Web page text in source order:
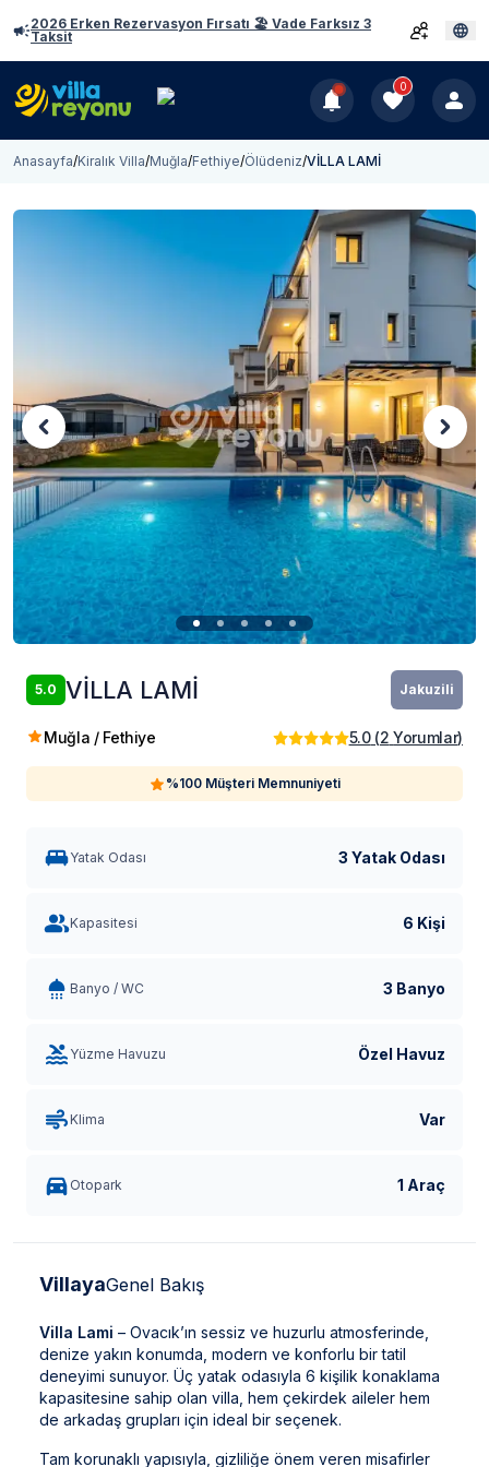
2026 Erken Rezervasyon Fırsatı 🏖️ Vade Farksız 3
Taksit
0
Anasayfa/Kiralık Villa/Muğla/Fethiye/Ölüdeniz/VİLLA LAMİ
5.0 VİLLA LAMİ Jakuzili
Muğla / Fethiye 5.0(2 Yorumlar)
%100 Müşteri Memnuniyeti
Yatak Odası 3 Yatak Odası
Kapasitesi 6 Kişi
Banyo / WC 3 Banyo
Yüzme Havuzu Özel Havuz
Klima Var
Otopark 1 Araç
VillayaGenel Bakış
Villa Lami – Ovacık’ın sessiz ve huzurlu atmosferinde,
denize yakın konumda, modern ve konforlu bir tatil
deneyimi sunuyor. Üç yatak odasıyla 6 kişilik konaklama
kapasitesine sahip olan villa, hem çekirdek aileler hem
de arkadaş grupları için ideal bir seçenek.
Tam korunaklı yapısıyla, gizliliğe önem veren misafirler